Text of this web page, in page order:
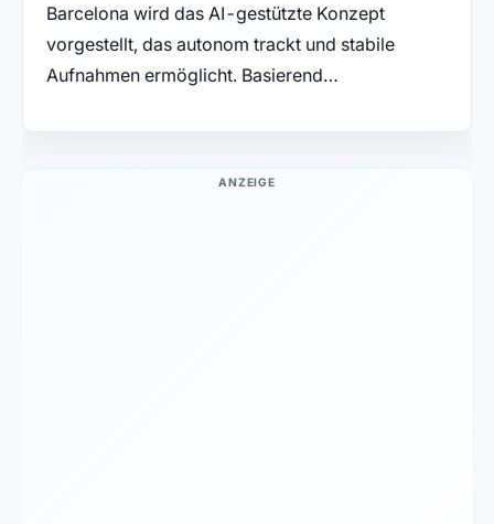
Barcelona wird das AI-gestützte Konzept
vorgestellt, das autonom trackt und stabile
Aufnahmen ermöglicht. Basierend…
ANZEIGE